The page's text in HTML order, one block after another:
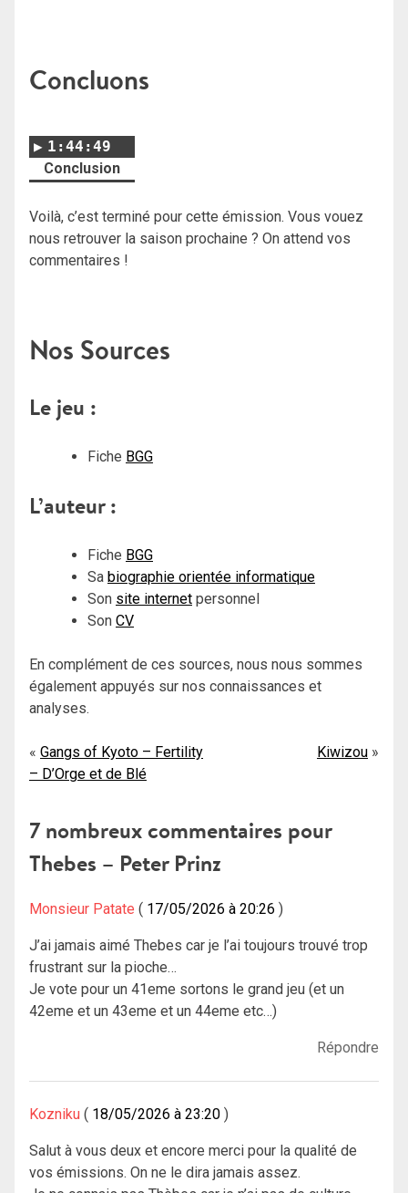
Concluons
1:44:49
Conclusion
Voilà, c’est terminé pour cette émission. Vous vouez
nous retrouver la saison prochaine ? On attend vos
commentaires !
Nos Sources
Le jeu :
Fiche BGG
L’auteur :
Fiche BGG
Sa biographie orientée informatique
Son site internet personnel
Son CV
En complément de ces sources, nous nous sommes
également appuyés sur nos connaissances et
analyses.
Navigation
de
l’article
Gangs of Kyoto – Fertility
– D’Orge et de Blé
Kiwizou
7 nombreux commentaires pour
Thebes – Peter Prinz
Monsieur Patate 17/05/2026 à 20:26
J’ai jamais aimé Thebes car je l’ai toujours trouvé trop
frustrant sur la pioche…
Je vote pour un 41eme sortons le grand jeu (et un
42eme et un 43eme et un 44eme etc…)
Répondre
Kozniku 18/05/2026 à 23:20
Salut à vous deux et encore merci pour la qualité de
vos émissions. On ne le dira jamais assez.